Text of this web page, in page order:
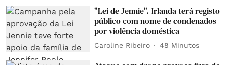
"Lei de Jennie". Irlanda terá registo
público com nome de condenados
por violência doméstica
Caroline Ribeiro 48 Minutos